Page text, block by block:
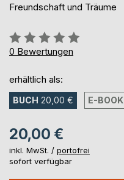
Freundschaft und Träume
Bewertung::
0%
0 Bewertungen
erhältlich als:
BUCH 20,00 € E-BOOK
20,00 €
inkl. MwSt. / portofrei
sofort verfügbar